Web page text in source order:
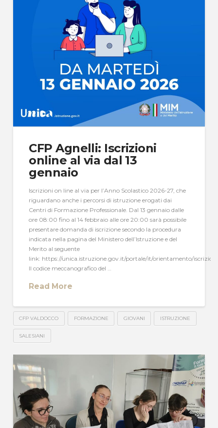
CFP Agnelli: Iscrizioni
online al via dal 13
gennaio
Iscrizioni on line al via per l’Anno Scolastico 2026-27, che
riguardano anche i percorsi di istruzione erogati dai
Centri di Formazione Professionale. Dal 13 gennaio dalle
ore 08:00 fino al 14 febbraio alle ore 20:00 sarà possibile
presentare domanda di iscrizione secondo la procedura
indicata nella pagina del Ministero dell’Istruzione e del
Merito al seguente
link: https://unica.istruzione.gov.it/portale/it/orientamento/
Il codice meccanografico del …
Read More
CFP VALDOCCO FORMAZIONE GIOVANI ISTRUZIONE
SALESIANI